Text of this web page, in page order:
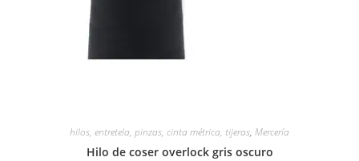
hilos, entretela, pinzas, cinta métrica, tijeras, Mercería
Hilo de coser overlock gris oscuro